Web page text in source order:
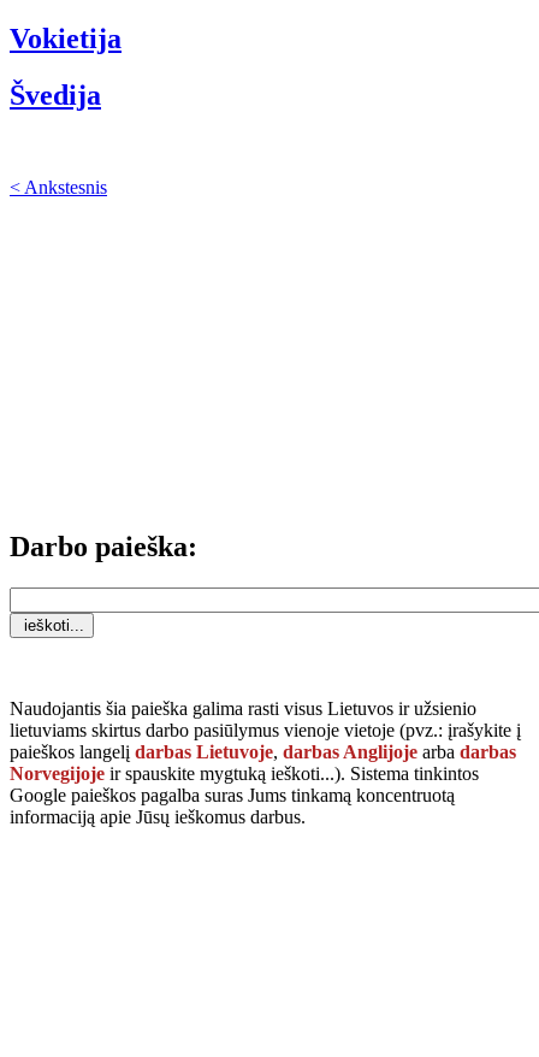
Vokietija
Švedija
< Ankstesnis
Darbo paieška:
Naudojantis šia paieška galima rasti visus Lietuvos ir užsienio
lietuviams skirtus darbo pasiūlymus vienoje vietoje (pvz.: įrašykite į
paieškos langelį darbas Lietuvoje, darbas Anglijoje arba darbas
Norvegijoje ir spauskite mygtuką ieškoti...). Sistema tinkintos
Google paieškos pagalba suras Jums tinkamą koncentruotą
informaciją apie Jūsų ieškomus darbus.